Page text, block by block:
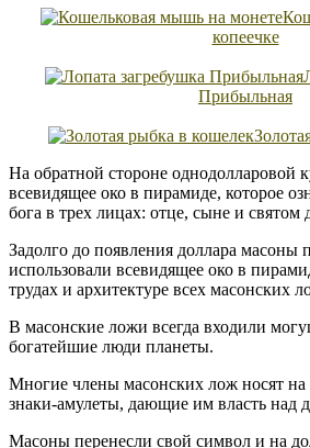
копеечке
Прибыльная
На обратной стороне однодолларовой
всевидящее око в пирамиде, которое
бога в трех лицах: отце, сыне и святом
Задолго до появления доллара масоны
использовали всевидящее око в
трудах и архитектуре всех масонских
В масонские ложи всегда входили
богатейшие люди планеты.
Многие члены масонских лож носят на
знаки-амулеты, дающие им власть над
Масоны перенесли свой символ и на